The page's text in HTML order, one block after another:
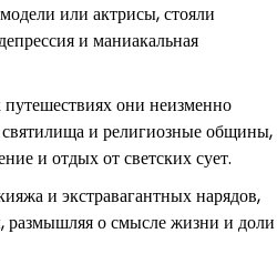
или актрисы, стояли
и маниакальная
они неизменно
святилища и религиозные общины,
и отдых от светских сует.
и экстравагантных нарядов,
размышляя о смысле жизни и доли